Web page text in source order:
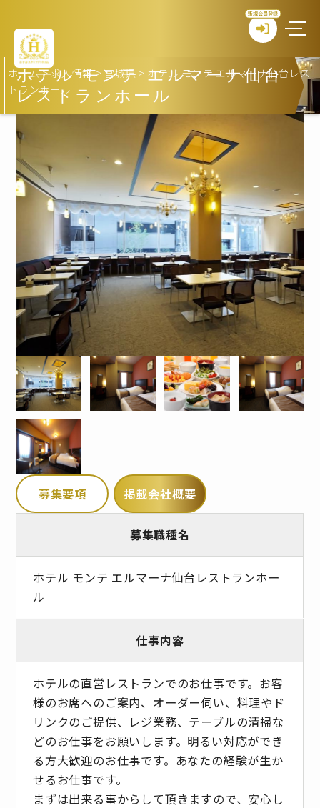
新規会員登録
ホテル モンテ エルマーナ仙台
レストランホール
ホーム>求人情報>宮城県> ホテル モンテ エルマーナ仙台レス
トランホール
募集要項 掲載会社概要
募集職種名
ホテル モンテ エルマーナ仙台レストランホー
ル
仕事内容
ホテルの直営レストランでのお仕事です。お客
様のお席へのご案内、オーダー伺い、料理やド
リンクのご提供、レジ業務、テーブルの清掃な
どのお仕事をお願いします。明るい対応ができ
る方大歓迎のお仕事です。あなたの経験が生か
せるお仕事です。
まずは出来る事からして頂きますので、安心し